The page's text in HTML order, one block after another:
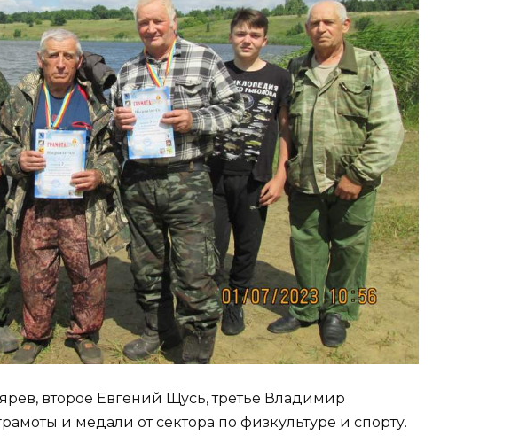
второе Евгений Щусь, третье Владимир
и медали от сектора по физкультуре и спорту.